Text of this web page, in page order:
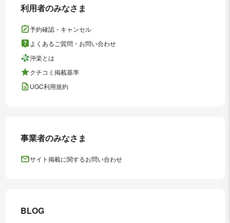
利用者のみなさま
予約確認・キャンセル
よくあるご質問・お問い合わせ
沖楽とは
クチコミ掲載基準
UGC利用規約
事業者のみなさま
サイト掲載に関するお問い合わせ
BLOG